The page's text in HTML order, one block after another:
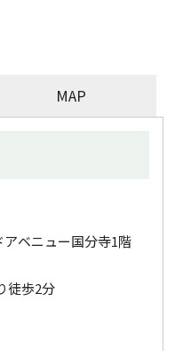
MAP
ベニュー国分寺1階
徒歩2分